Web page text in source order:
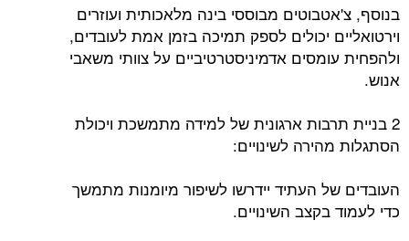
בנוסף, צ'אטבוטים מבוססי בינה מלאכותית ועוזרים
וירטואליים יכולים לספק תמיכה בזמן אמת לעובדים,
ולהפחית עומסים אדמיניסטרטיביים על צוותי משאבי
אנוש.
2 בניית תרבות ארגונית של למידה מתמשכת ויכולת
הסתגלות מהירה לשינויים:
העובדים של העתיד יידרשו לשיפור מיומנות מתמשך
כדי לעמוד בקצב השינויים.